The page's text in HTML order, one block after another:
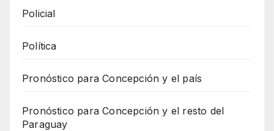
Policial
Política
Pronóstico para Concepción y el país
Pronóstico para Concepción y el resto del
Paraguay